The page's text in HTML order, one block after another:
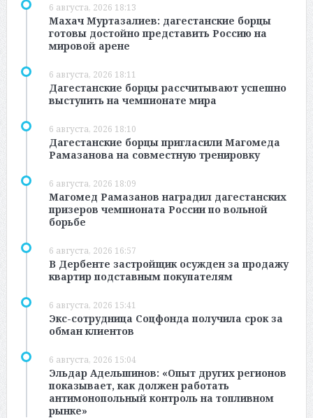
6 августа, 2026 18:13
Махач Муртазалиев: дагестанские борцы
готовы достойно представить Россию на
мировой арене
6 августа, 2026 18:11
Дагестанские борцы рассчитывают успешно
выступить на чемпионате мира
6 августа, 2026 18:10
Дагестанские борцы пригласили Магомеда
Рамазанова на совместную тренировку
6 августа, 2026 18:09
Магомед Рамазанов наградил дагестанских
призеров чемпионата России по вольной
борьбе
6 августа, 2026 16:57
В Дербенте застройщик осужден за продажу
квартир подставным покупателям
6 августа, 2026 15:41
Экс-сотрудница Соцфонда получила срок за
обман клиентов
6 августа, 2026 15:04
Эльдар Адельшинов: «Опыт других регионов
показывает, как должен работать
антимонопольный контроль на топливном
рынке»